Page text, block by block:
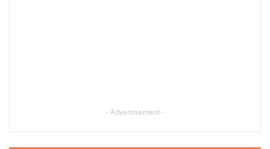
- Advertisement -